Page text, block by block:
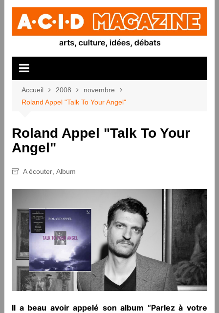
Aller
contenu
Accueil 2008
novembre
Roland Appel "Talk To Your Angel"
Roland Appel "Talk To Your
Angel"
A écouter, Album
Il a beau avoir appelé son album “Parlez à votre